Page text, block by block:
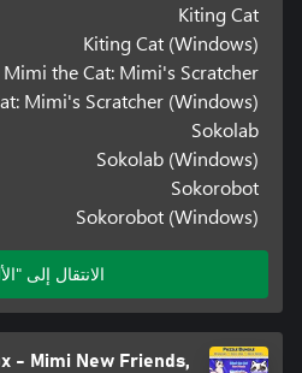
Kiting Cat
Kiting Cat (Windows)
Mimi the Cat: Mimi's Scratcher
Mimi's Scratcher (Windows)
Sokolab
Sokolab (Windows)
Sokorobot
Sokorobot (Windows)
الانتقال إلى
- Mimi New Friends,